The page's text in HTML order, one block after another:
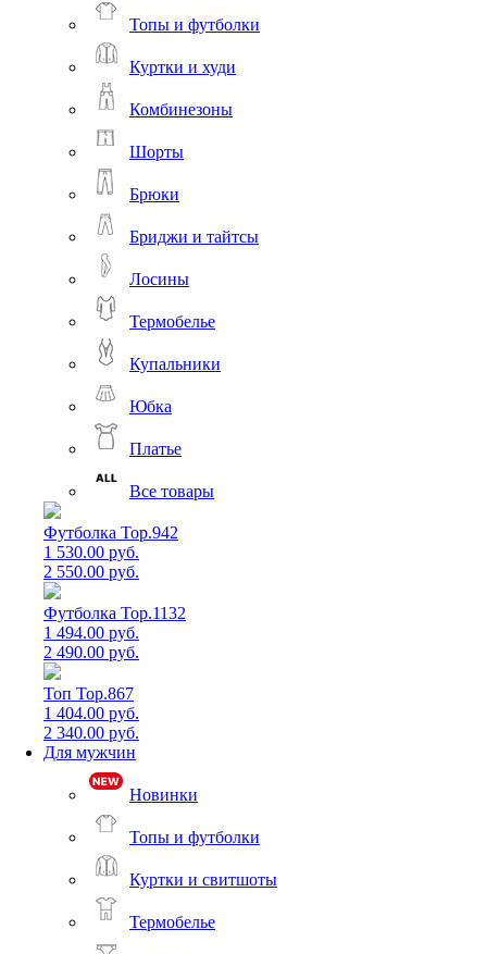
Топы и футболки
Куртки и худи
Комбинезоны
Шорты
Брюки
Бриджи и тайтсы
Лосины
Термобелье
Купальники
Юбка
Платье
Все товары
Футболка Top.942
1 530.00 руб.
2 550.00 руб.
Футболка Top.1132
1 494.00 руб.
2 490.00 руб.
Топ Top.867
1 404.00 руб.
2 340.00 руб.
Для мужчин
Новинки
Топы и футболки
Куртки и свитшоты
Термобелье